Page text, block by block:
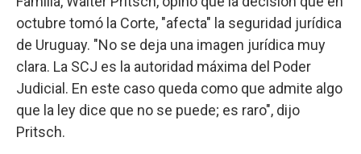
octubre tomó la Corte, "afecta" la seguridad jurídica
de Uruguay. "No se deja una imagen jurídica muy
clara. La SCJ es la autoridad máxima del Poder
Judicial. En este caso queda como que admite algo
que la ley dice que no se puede; es raro", dijo
Pritsch.